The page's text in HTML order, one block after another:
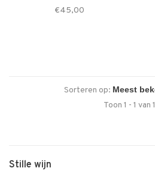
€45,00
Sorteren op:
Toon 1 - 1 van 1
Stille wijn